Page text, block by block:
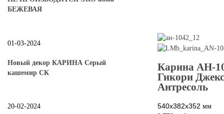
Карина АН-
Гикори
Антресоль
540х382х352 мм
БЕЖЕВАЯ
01-03-2024
Новый декор КАРИНА Серый
кашемир СК
20-02-2024